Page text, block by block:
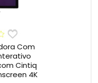
Com
Cintiq
4K